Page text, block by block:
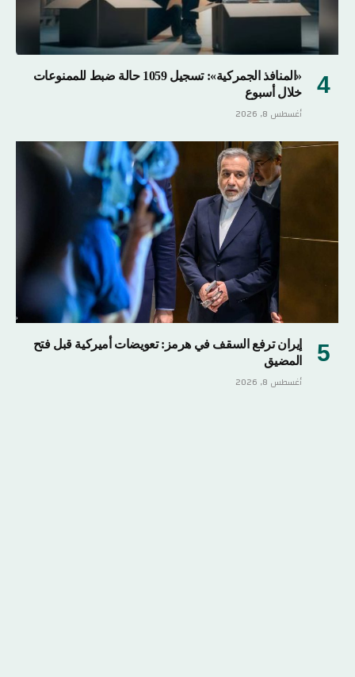
«المنافذ الجمركية»: تسجيل 1059 حالة ضبط للممنوعات
خلال أسبوع
أغسطس 8, 2026
إيران ترفع السقف في هرمز: تعويضات أميركية قبل فتح
المضيق
أغسطس 8, 2026